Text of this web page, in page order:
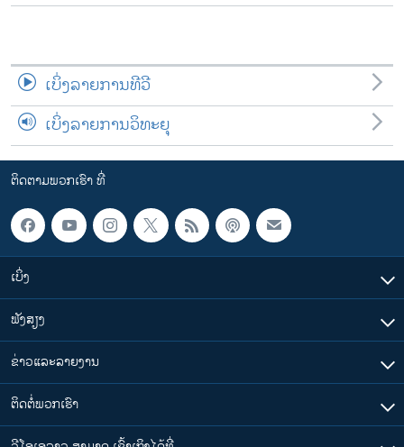
ເບິ່ງລາຍການທີວີ
ເບິ່ງລາຍການວິທະຍຸ
ຕິດຕາມພວກເຮົາ ທີ່
ເບິ່ງ
ຟັງສຽງ
ຂ່າວແລະລາຍງານ
ຕິດຕໍ່ພວກເຮົາ